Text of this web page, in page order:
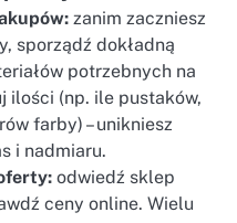
zanim zaczniesz
sporządź dokładną
potrzebnych na
ilości (np. ile pustaków,
farby) – unikniesz
i nadmiaru.
odwiedź sklep
ceny online. Wielu